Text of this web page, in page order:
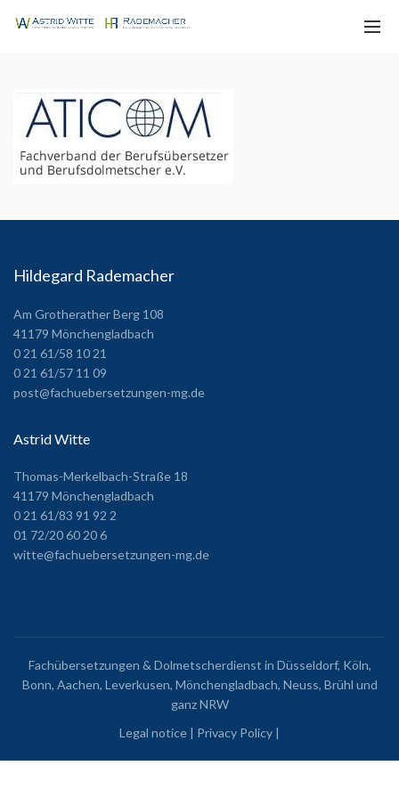
Hildegard Rademacher
Am Grotherather Berg 108
41179 Mönchengladbach
0 21 61/58 10 21
0 21 61/57 11 09
post@fachuebersetzungen-mg.de
Astrid Witte
Thomas-Merkelbach-Straße 18
41179 Mönchengladbach
0 21 61/83 91 92 2
01 72/20 60 20 6
witte@fachuebersetzungen-mg.de
Fachübersetzungen & Dolmetscherdienst in Düsseldorf, Köln,
Bonn, Aachen, Leverkusen, Mönchengladbach, Neuss, Brühl und
ganz NRW
Legal notice | Privacy Policy |